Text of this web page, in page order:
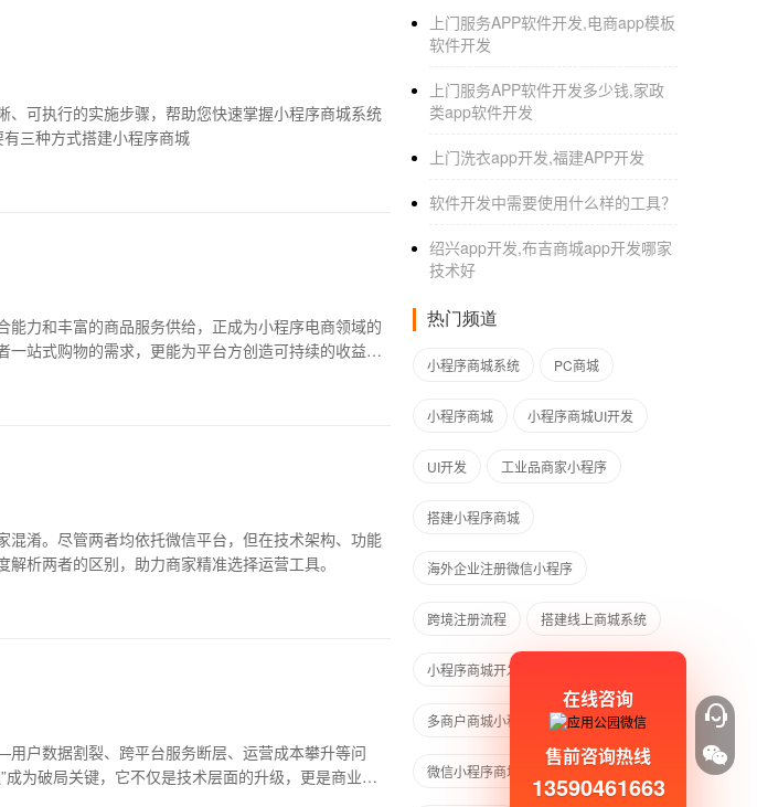
可执行的实施步骤，帮助您快速掌握小程序商城系统
建方式 目前市面上主要有三种方式搭建小程序商城
力和丰富的商品服务供给，正成为小程序电商领域的
站式购物的需求，更能为平台方创造可持续的收益模
淆。尽管两者均依托微信平台，但在技术架构、功能
析两者的区别，助力商家精准选择运营工具。
户数据割裂、跨平台服务断层、运营成本攀升等问
为破局关键，它不仅是技术层面的升级，更是商业生
上门服务APP软件开发,电商app模板
软件开发
上门服务APP软件开发多少钱,家政
类app软件开发
上门洗衣app开发,福建APP开发
软件开发中需要使用什么样的工具？
绍兴app开发,布吉商城app开发哪家
技术好
热门频道
小程序商城系统 PC商城
小程序商城 小程序商城UI开发
UI开发 工业品商家小程序
搭建小程序商城
海外企业注册微信小程序
跨境注册流程 搭建线上商城系统
小程序商城开发
多商户商城小程序 微信商城
微信小程序商城 小程序互联互通
在线咨询
售前咨询热线
13590461663